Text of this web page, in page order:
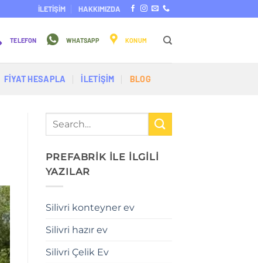
İLETİŞİM HAKKIMIZDA
TELEFON WHATSAPP KONUM
FİYAT HESAPLA İLETİŞİM BLOG
PREFABRİK İLE İLGİLİ
YAZILAR
Silivri konteyner ev
Silivri hazır ev
Silivri Çelik Ev